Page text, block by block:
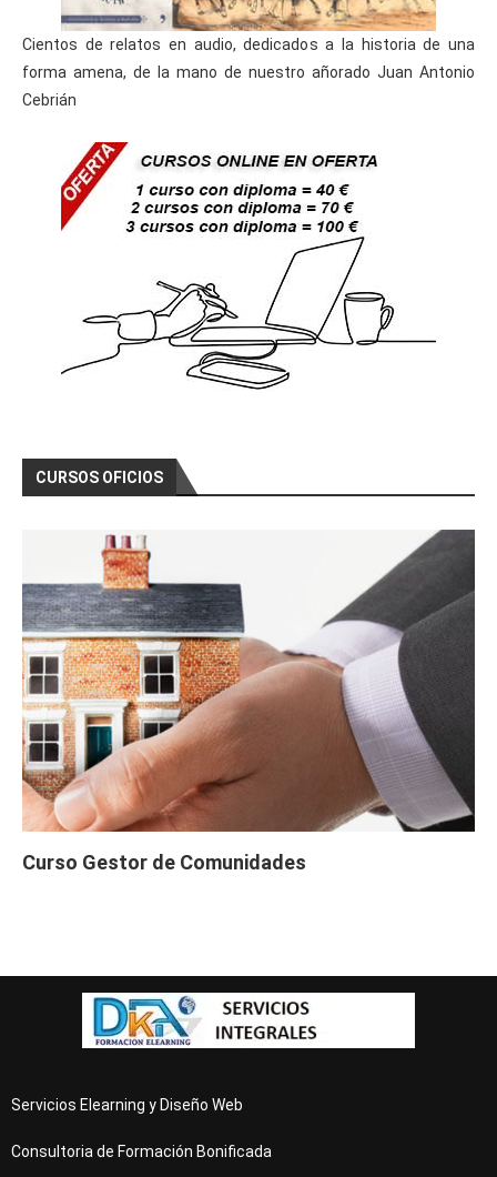
Cientos de relatos en audio, dedicados a la historia de una
forma amena, de la mano de nuestro añorado Juan Antonio
Cebrián
CURSOS OFICIOS
Curso Gestor de Comunidades
Servicios Elearning y Diseño Web
Consultoria de Formación Bonificada